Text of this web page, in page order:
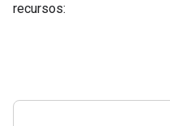
recursos: